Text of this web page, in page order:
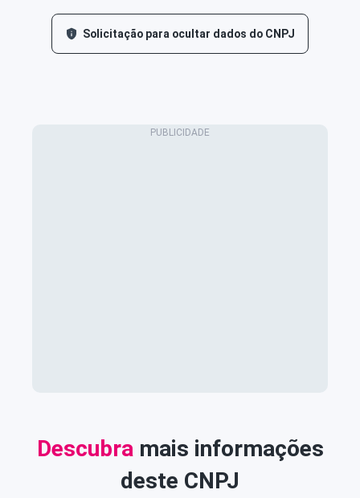
Solicitação para ocultar dados do CNPJ
Descubra mais informações
deste CNPJ